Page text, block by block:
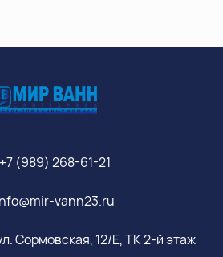
+7 (989) 268-61-21
vann23.ru
Сормовская, 12/Е, ТК 2-й этаж